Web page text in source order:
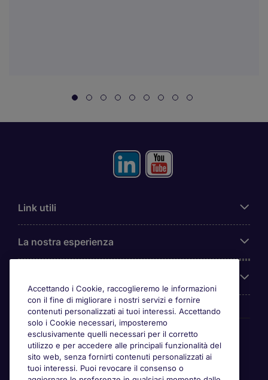
Link utili
La nostra esperienza
Awards
Accettando i Cookie, raccoglieremo le informazioni
con il fine di migliorare i nostri servizi e fornire
contenuti personalizzati ai tuoi interessi. Accettando
solo i Cookie necessari, imposteremo
esclusivamente quelli necessari per il corretto
utilizzo e per accedere alle principali funzionalità del
sito web, senza fornirti contenuti personalizzati ai
tuoi interessi. Puoi revocare il consenso o